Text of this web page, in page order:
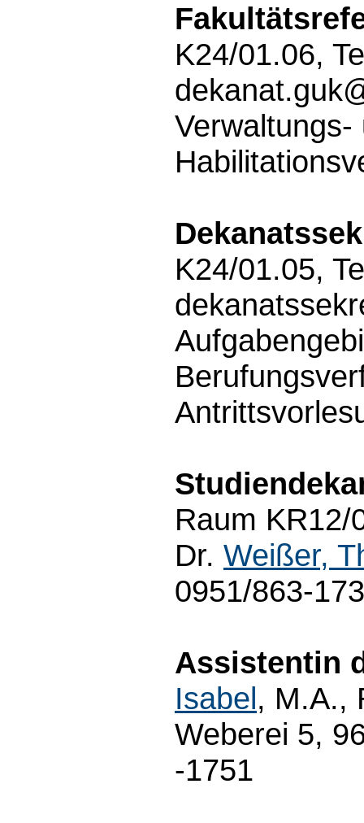
K24/01.06,
K24/01.05,
Raum KR12/
Dr. Weißer,
0951/863-
Assistentin
Isabel, M.A.,
Weberei 5,
-1751